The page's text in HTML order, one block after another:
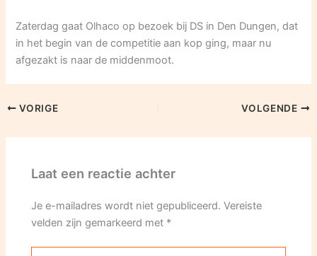
Zaterdag gaat Olhaco op bezoek bij DS in Den Dungen, dat
in het begin van de competitie aan kop ging, maar nu
afgezakt is naar de middenmoot.
VORIGE VOLGENDE
Laat een reactie achter
Je e-mailadres wordt niet gepubliceerd. Vereiste
velden zijn gemarkeerd met *